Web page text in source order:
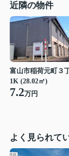
近隣の物件
富山市稲荷元町３
1K (28.02㎡)
7.2万円
よく見られて